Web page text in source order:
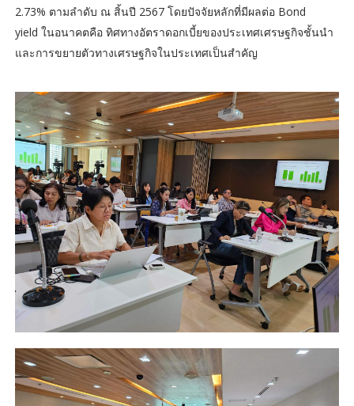
2.73% ตามลำดับ ณ สิ้นปี 2567 โดยปัจจัยหลักที่มีผลต่อ Bond
yield ในอนาคตคือ ทิศทางอัตราดอกเบี้ยของประเทศเศรษฐกิจชั้นนำ
และการขยายตัวทางเศรษฐกิจในประเทศเป็นสำคัญ